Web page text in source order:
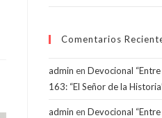
Comentarios
admin en Devocional
163: “El Señor de la
admin en Devocional